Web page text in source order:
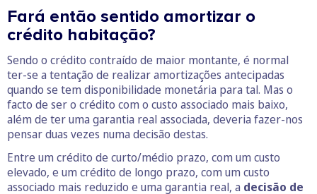
Fará então sentido amortizar o
crédito habitação?
Sendo o crédito contraído de maior montante, é normal
ter-se a tentação de realizar amortizações antecipadas
quando se tem disponibilidade monetária para tal. Mas o
facto de ser o crédito com o custo associado mais baixo,
além de ter uma garantia real associada, deveria fazer-nos
pensar duas vezes numa decisão destas.
Entre um crédito de curto/médio prazo, com um custo
elevado, e um crédito de longo prazo, com um custo
associado mais reduzido e uma garantia real, a decisão de